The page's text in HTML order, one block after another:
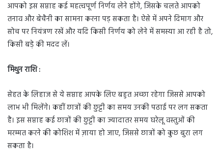
आपको इस सप्ताह कई महत्वपूर्ण निर्णय लेने होंगे, जिसके चलते आपको
तनाव और बेचैनी का सामना करना पड़ सकता है। ऐसे में अपने दिमाग और
सोच पर नियंत्रण रखें और यदि किसी निर्णय को लेने में समस्या आ रही है तो,
किसी बड़े की मदद लें।
मिथुन राशि :
सेहत के लिहाज से ये सप्ताह आपके लिए बहुत अच्छा रहेगा जिससे आपको
लाभ भी मिलेंगे। कहीं छात्रों की छुट्टी का समय उनकी पढाई पर लग सकता
है। इस सप्ताह कई छात्रों की छुट्टी का ज्यादातर समय घरेलू वस्तुओं की
मरम्मत करने की कोशिश में ज़ाया हो जाए, जिससे छात्रों को कुछ बुरा लग
सकता है।